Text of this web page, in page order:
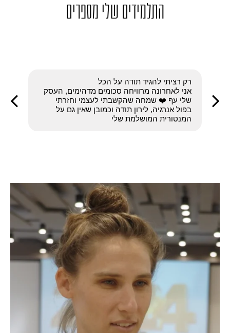
התלמידים שלי מספרים
רק רציתי להגיד תודה על הכל
אני לאחרונה מרוויחה סכומים מדהימים, העסק
שלי עף ❤️ שמחה שהקשבתי לעצמי וחזרתי
בפול אנרגיה, לירון תודה וכמובן שאין גם על
המנטורית המושלמת שלי